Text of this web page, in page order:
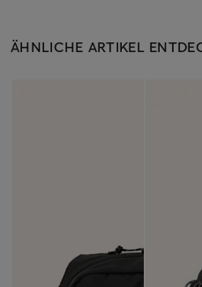
ÄHNLICHE ARTIKEL